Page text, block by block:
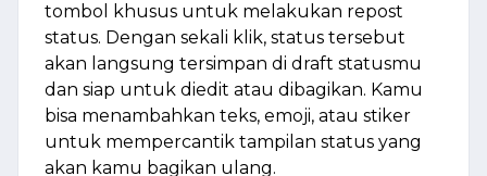
tombol khusus untuk melakukan repost
status. Dengan sekali klik, status tersebut
akan langsung tersimpan di draft statusmu
dan siap untuk diedit atau dibagikan. Kamu
bisa menambahkan teks, emoji, atau stiker
untuk mempercantik tampilan status yang
akan kamu bagikan ulang.